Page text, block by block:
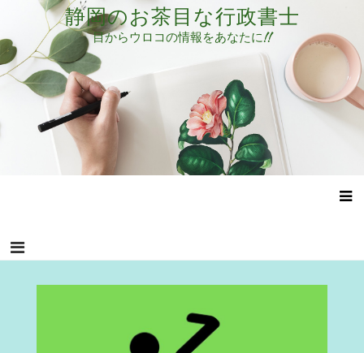
テ
ン
ツ
キ
静岡のお茶目な行政書士
目からウロコの情報をあなたに!!